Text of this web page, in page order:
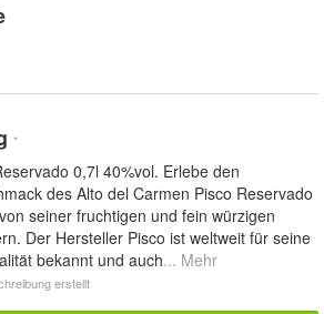
*
0,7l 40%vol. Erlebe den
des Alto del Carmen Pisco Reservado
seiner fruchtigen und fein würzigen
Der Hersteller Pisco ist weltweit für seine
bekannt und auch... Mehr
erstellt